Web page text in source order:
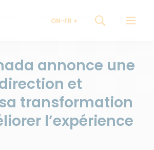
ON-FR
annonce une
et
transformation
l’expérience